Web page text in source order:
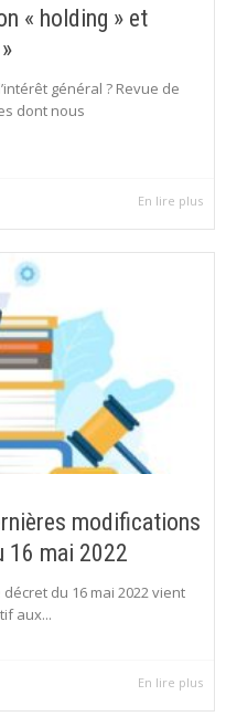
« holding » et
général ? Revue de
dont nous
En lire plus
modifications
16 mai 2022
du 16 mai 2022 vient
aux...
En lire plus